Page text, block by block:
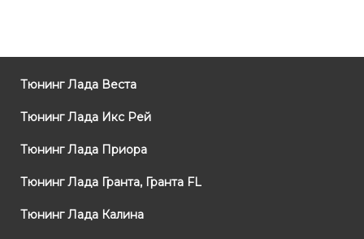
Тюнинг Лада Веста
Тюнинг Лада Икс Рей
Тюнинг Лада Приора
Тюнинг Лада Гранта, Гранта FL
Тюнинг Лада Калина